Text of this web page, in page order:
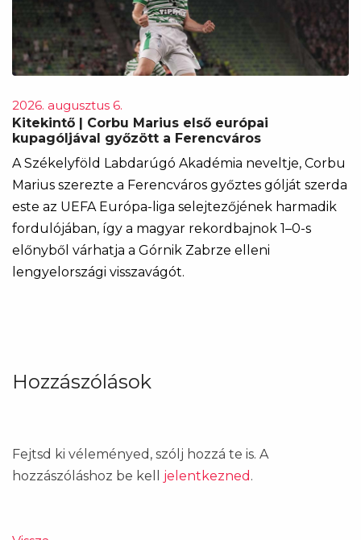
2026. augusztus 6.
Kitekintő | Corbu Marius első európai
kupagóljával győzött a Ferencváros
A Székelyföld Labdarúgó Akadémia neveltje, Corbu
Marius szerezte a Ferencváros győztes gólját szerda
este az UEFA Európa-liga selejtezőjének harmadik
fordulójában, így a magyar rekordbajnok 1–0-s
előnyből várhatja a Górnik Zabrze elleni
lengyelországi visszavágót.
Hozzászólások
Fejtsd ki véleményed, szólj hozzá te is. A
hozzászóláshoz be kell jelentkezned .